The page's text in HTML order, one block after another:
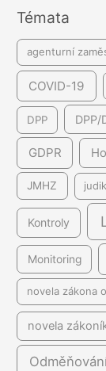
íTémata
agenturní
COVID-19
DPP DPP/
GDPR
JMHZ
Kontroly
Monitoring
novela zákona
novela